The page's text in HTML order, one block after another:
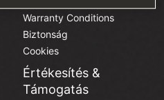
Warranty Conditions
Biztonság
Cookies
Értékesítés &
Támogatás